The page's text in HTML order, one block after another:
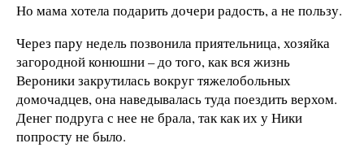
Но мама хотела подарить дочери радость, а не пользу.
Через пару недель позвонила приятельница, хозяйка
загородной конюшни – до того, как вся жизнь
Вероники закрутилась вокруг тяжелобольных
домочадцев, она наведывалась туда поездить верхом.
Денег подруга с нее не брала, так как их у Ники
попросту не было.